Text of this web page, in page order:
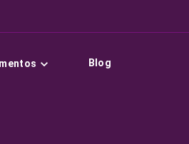
Blog